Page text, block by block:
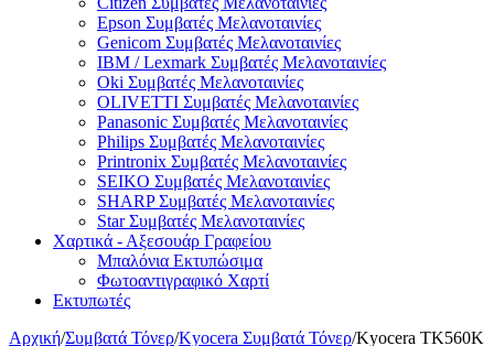
Epson Συμβατές Μελανοταινίες
Genicom Συμβατές Μελανοταινίες
IBM / Lexmark Συμβατές Μελανοταινίες
Oki Συμβατές Μελανοταινίες
OLIVETTI Συμβατές Μελανοταινίες
Panasonic Συμβατές Μελανοταινίες
Philips Συμβατές Μελανοταινίες
Printronix Συμβατές Μελανοταινίες
SEIKO Συμβατές Μελανοταινίες
SHARP Συμβατές Μελανοταινίες
Star Συμβατές Μελανοταινίες
Χαρτικά - Αξεσουάρ Γραφείου
Μπαλόνια Εκτυπώσιμα
Φωτοαντιγραφικό Χαρτί
Εκτυπωτές
Αρχική/Συμβατά Τόνερ/Kyocera Συμβατά Τόνερ/Kyocera TK560K